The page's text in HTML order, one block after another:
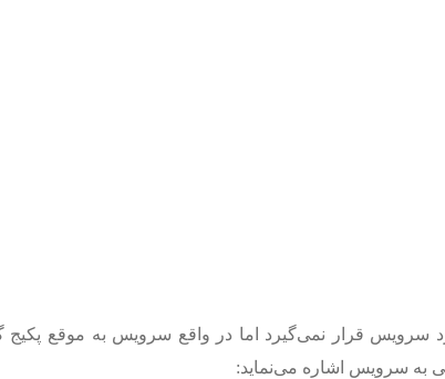
سرویس قرار نمی‌گیرد اما در واقع سرویس به موقع
به سرویس اشاره می‌نماید: